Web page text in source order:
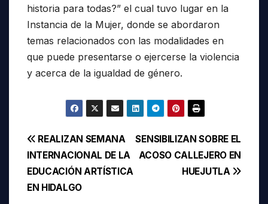
historia para todas?” el cual tuvo lugar en la
Instancia de la Mujer, donde se abordaron
temas relacionados con las modalidades en
que puede presentarse o ejercerse la violencia
y acerca de la igualdad de género.
Navegación
de
entradas
SENSIBILIZAN SOBRE EL
ACOSO CALLEJERO EN
HUEJUTLA
REALIZAN SEMANA
INTERNACIONAL DE LA
EDUCACIÓN ARTÍSTICA
EN HIDALGO